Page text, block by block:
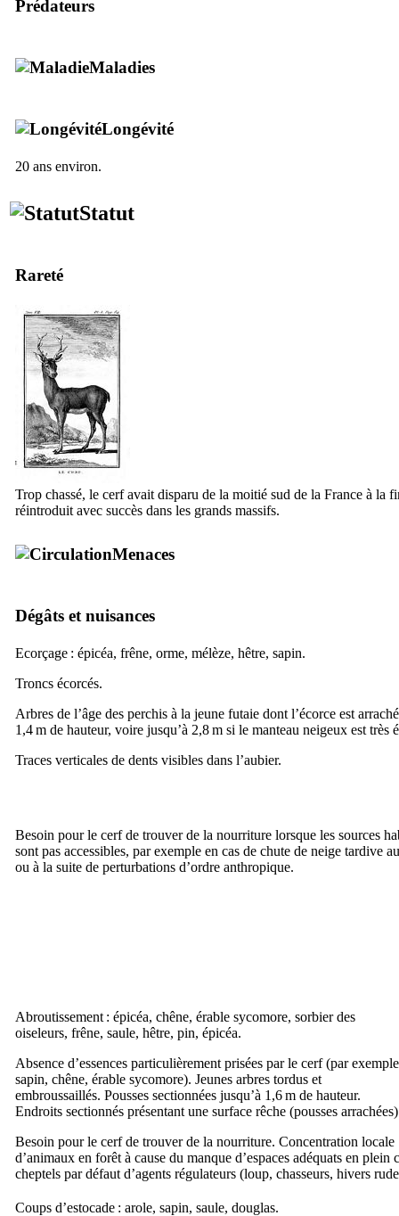
Prédateurs
Maladies
Longévité
20 ans environ.
Statut
Rareté
Trop chassé, le cerf avait disparu de la moitié sud de la France à la
réintroduit avec succès dans les grands massifs.
Menaces
Dégâts et nuisances
Ecorçage : épicéa, frêne, orme, mélèze, hêtre, sapin.
Troncs écorcés.
Arbres de l’âge des perchis à la jeune futaie dont l’écorce est
1,4 m de hauteur, voire jusqu’à 2,8 m si le manteau neigeux est très
Traces verticales de dents visibles dans l’aubier.
Besoin pour le cerf de trouver de la nourriture lorsque les sources
sont pas accessibles, par exemple en cas de chute de neige tardive
ou à la suite de perturbations d’ordre anthropique.
Abroutissement : épicéa, chêne, érable sycomore, sorbier des
oiseleurs, frêne, saule, hêtre, pin, épicéa.
Absence d’essences particulièrement prisées par le cerf (par exemple
sapin, chêne, érable sycomore). Jeunes arbres tordus et
embroussaillés. Pousses sectionnées jusqu’à 1,6 m de hauteur.
Endroits sectionnés présentant une surface rêche (pousses
Besoin pour le cerf de trouver de la nourriture. Concentration locale
d’animaux en forêt à cause du manque d’espaces adéquats en
cheptels par défaut d’agents régulateurs (loup, chasseurs, hivers
Coups d’estocade : arole, sapin, saule, douglas.